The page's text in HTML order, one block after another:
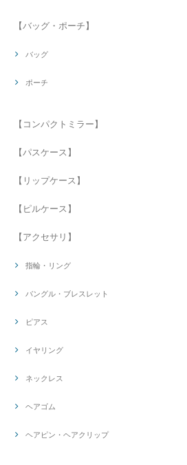
【バッグ・ポーチ】
バッグ
ポーチ
【コンパクトミラー】
【パスケース】
【リップケース】
【ピルケース】
【アクセサリ】
指輪・リング
バングル・ブレスレット
ピアス
イヤリング
ネックレス
ヘアゴム
ヘアピン・ヘアクリップ